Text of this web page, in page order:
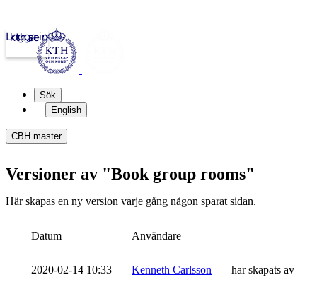
kth.se
Logga in
Sök
English
CBH master
Versioner av "Book group rooms"
Här skapas en ny version varje gång någon sparat sidan.
Datum Användare
2020-02-14 10:33 Kenneth Carlsson har skapats av